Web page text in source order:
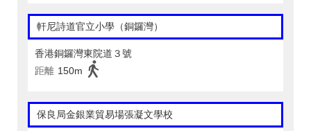
軒尼詩道官立小學（銅鑼灣）
香港銅鑼灣東院道３號
距離 150m
保良局金銀業貿易場張凝文學校